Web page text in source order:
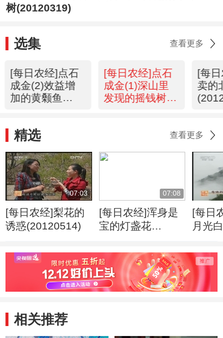
树(20120319)
选集 查看更多
[每日农经]点石
成金(2)效益增
加的黄颡鱼
[每日农经]点石
成金(1)深山里
发现的摇钱树
[每
卖的
精选 查看更多
07:03
[每日农经]梨花的
诱惑(20120514)
07:08
[每日农经]浑身是
宝的灯盏花
[每日
月光
相关推荐